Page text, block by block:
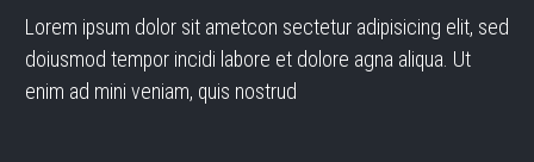
Lorem ipsum dolor sit ametcon sectetur adipisicing elit, sed
doiusmod tempor incidi labore et dolore agna aliqua. Ut
enim ad mini veniam, quis nostrud